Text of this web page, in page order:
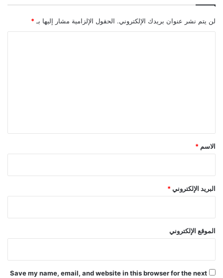
لن يتم نشر عنوان بريدك الإلكتروني. الحقول الإلزامية مشار إليها بـ*
*
الاسم *
البريد الإلكتروني*
الموقع الإلكتروني
Save my name, email, and website in this browser for the next